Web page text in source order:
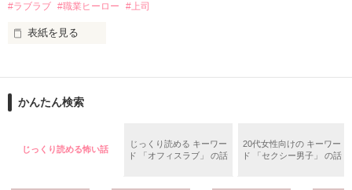
鳴海哲平 (なるみてっぺい)
2026.6.5～2026.7.25
＊以前、公開していた話の改稿版です＊
#ラブラブ #職業ヒーロー #上司
表紙を見る
ションの企画戦略室で働いている。
めた、同期で恋人の石垣守（26）がいるのだが、後輩の姫原由
守と由羅から『便利屋雛子』と馬鹿にされ、一人こっそり泣い
かんたん検索
じっくり読める怖い話
じっくり読める キーワー
ド 「オフィスラブ」 の話
20代女性向けの キーワー
ド 「セクシー男子」 の話